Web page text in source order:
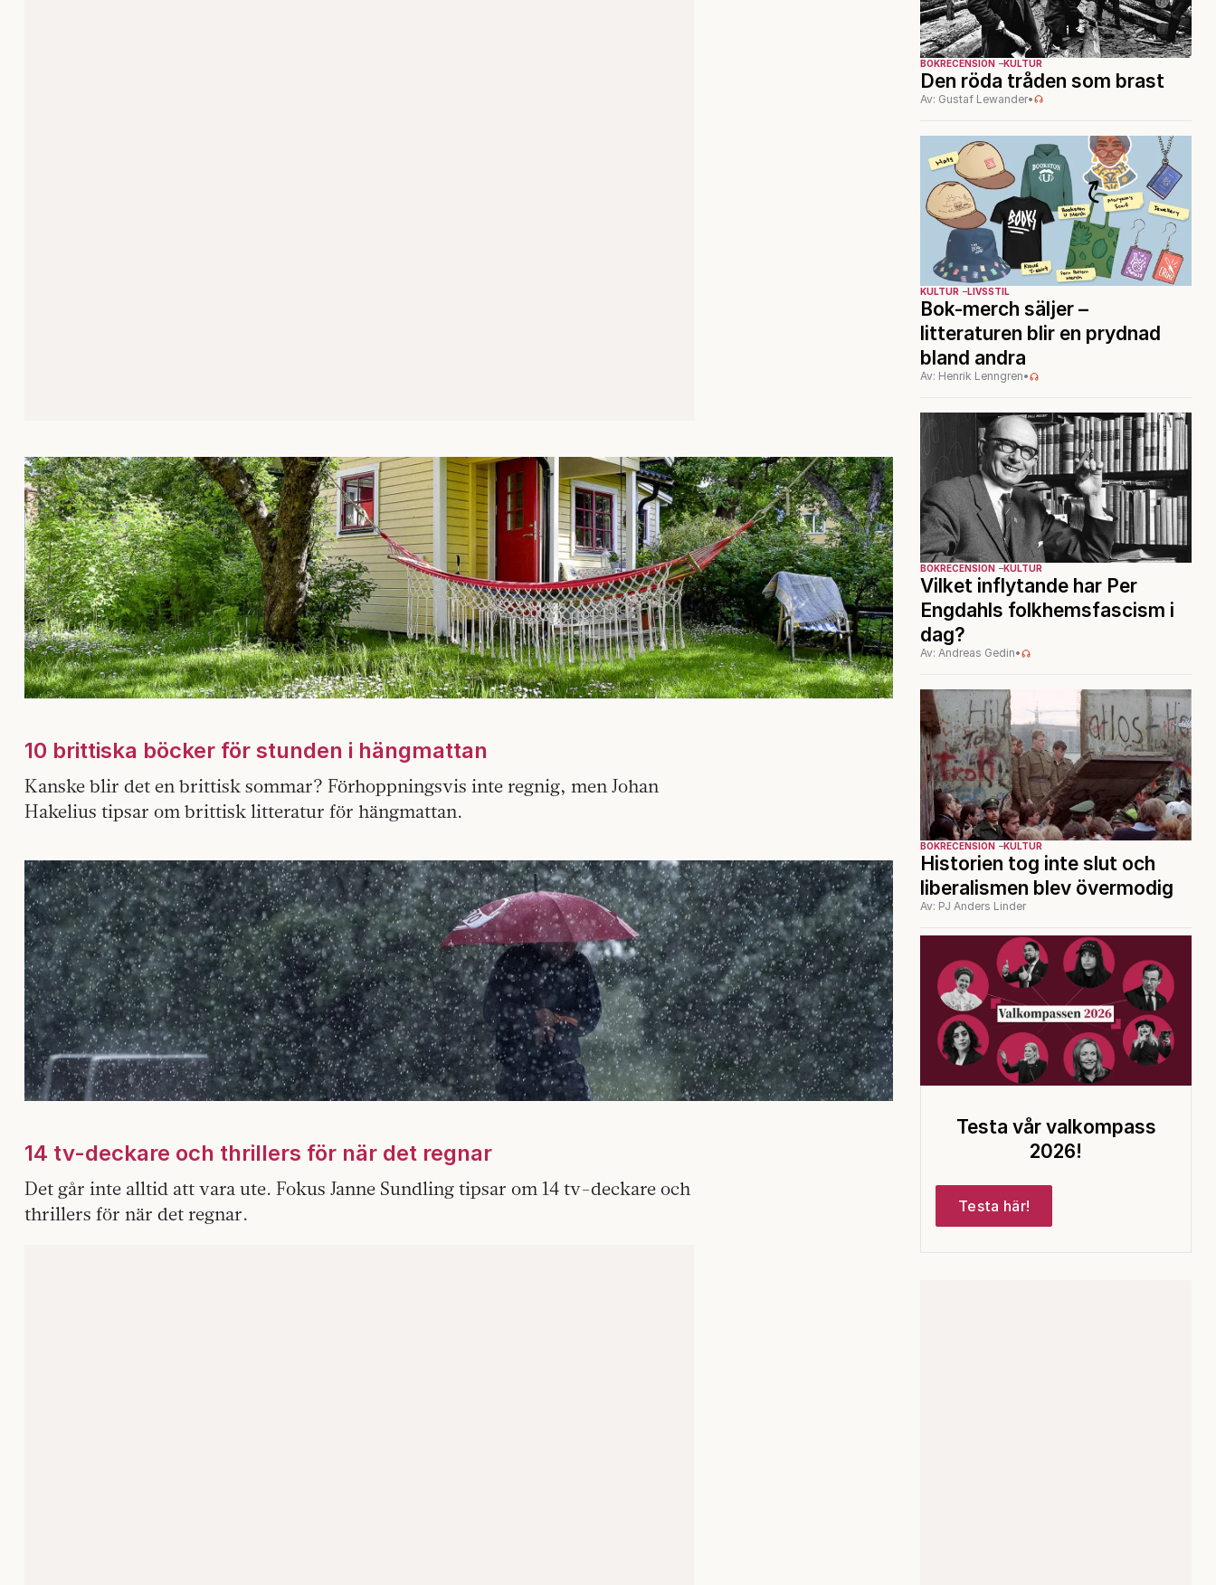
10 brittiska böcker för stunden i hängmattan
Kanske blir det en brittisk sommar? Förhoppningsvis inte regnig, men Johan
Hakelius tipsar om brittisk litteratur för hängmattan.
14 tv-deckare och thrillers för när det regnar
Det går inte alltid att vara ute. Fokus Janne Sundling tipsar om 14 tv-deckare och
thrillers för när det regnar.
BOKRECENSION KULTUR
Den röda tråden som brast
Av: Gustaf Lewander•
KULTUR LIVSSTIL
Bok-merch säljer –
litteraturen blir en prydnad
bland andra
Av: Henrik Lenngren•
BOKRECENSION KULTUR
Vilket inflytande har Per
Engdahls folkhemsfascism i
dag?
Av: Andreas Gedin•
BOKRECENSION KULTUR
Historien tog inte slut och
liberalismen blev övermodig
Av: PJ Anders Linder
Testa vår valkompass
2026!
Testa här!